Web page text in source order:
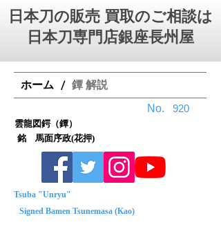
日本刀の販売 買取のご相談は
日本刀専門店銀座⻑州屋
ホーム / 鐔 解説
No.
銘 馬面序政(花押)
Tsuba "Unryu"
Signed Bamen Tsunemasa (Kao)
雲龍図鍔（鐔）
920